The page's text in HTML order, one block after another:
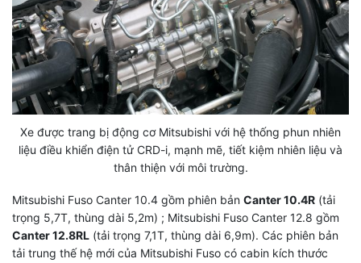
Xe được trang bị động cơ Mitsubishi với hệ thống phun nhiên
liệu điều khiển điện tử CRD-i, mạnh mẽ, tiết kiệm nhiên liệu và
thân thiện với môi trường.
Mitsubishi Fuso Canter 10.4 gồm phiên bản Canter 10.4R (tải
trọng 5,7T, thùng dài 5,2m) ; Mitsubishi Fuso Canter 12.8 gồm
Canter 12.8RL (tải trọng 7,1T, thùng dài 6,9m). Các phiên bản
tải trung thế hệ mới của Mitsubishi Fuso có cabin kích thước